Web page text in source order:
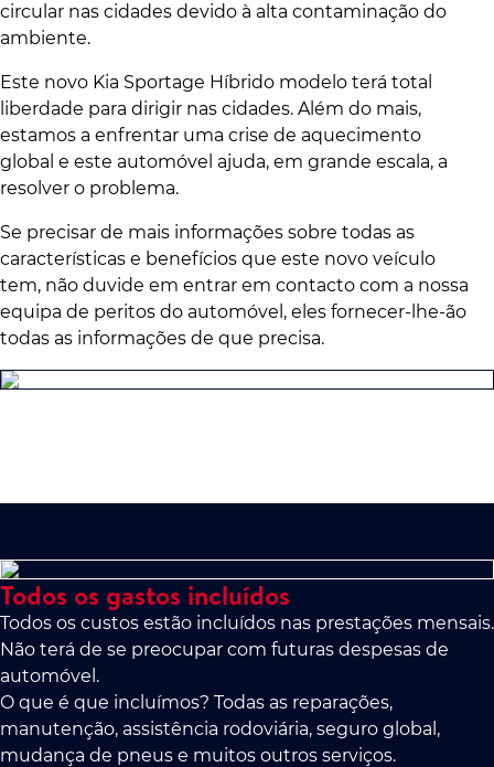
circular nas cidades devido à alta contaminação do
ambiente.
Este novo Kia Sportage Híbrido modelo terá total
liberdade para dirigir nas cidades. Além do mais,
estamos a enfrentar uma crise de aquecimento
global e este automóvel ajuda, em grande escala, a
resolver o problema.
Se precisar de mais informações sobre todas as
características e benefícios que este novo veículo
tem, não duvide em entrar em contacto com a nossa
equipa de peritos do automóvel, eles fornecer-lhe-ão
todas as informações de que precisa.
Todos os gastos incluídos
Todos os custos estão incluídos nas prestações mensais.
Não terá de se preocupar com futuras despesas de
automóvel.
O que é que incluímos? Todas as reparações,
manutenção, assistência rodoviária, seguro global,
mudança de pneus e muitos outros serviços.